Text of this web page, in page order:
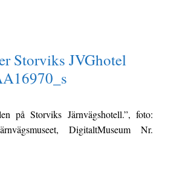
Storviks JVGhotel
på Storviks Järnvägshotell.”, foto:
DigitaltMuseum Nr.